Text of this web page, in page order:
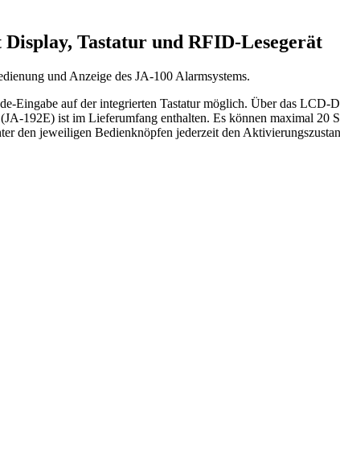
Tastatur und RFID-Lesegerät
und Anzeige des JA-100 Alarmsystems.
Eingabe auf der integrierten Tastatur möglich. Über das LCD-
192E) ist im Lieferumfang enthalten. Es können maximal 20
den jeweiligen Bedienknöpfen jederzeit den